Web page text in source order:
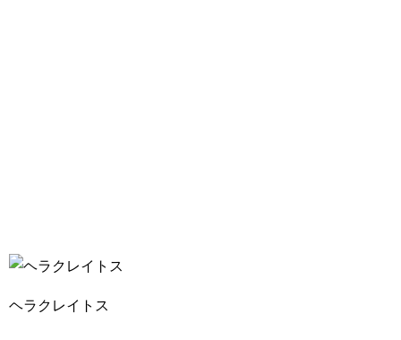
ヘラクレイトス